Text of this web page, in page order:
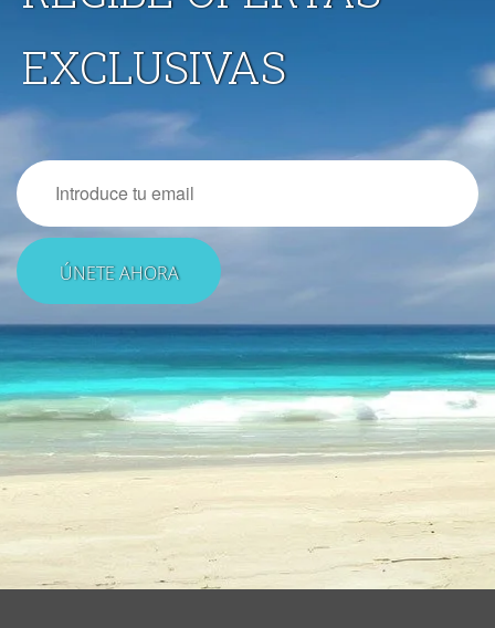
EXCLUSIVAS
Email